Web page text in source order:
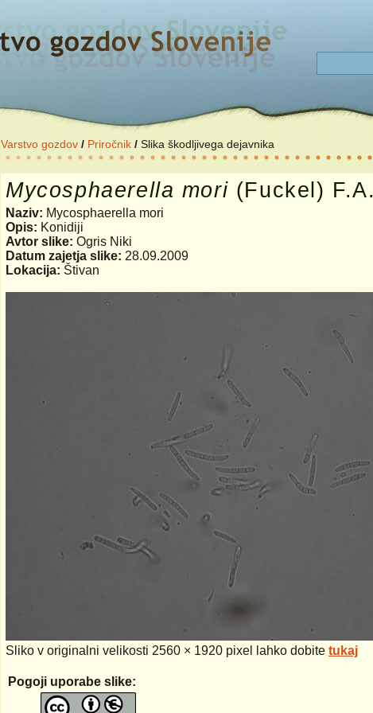
Varstvo gozdov / Priročnik / Slika škodljivega dejavnika
Mycosphaerella mori (Fuckel)
Naziv: Mycosphaerella mori
Opis: Konidiji
Avtor slike: Ogris Niki
Datum zajetja slike: 28.09.2009
Lokacija: Štivan
Sliko v originalni velikosti 2560 × 1920 pixel lahko dobite tukaj
Pogoji uporabe slike: